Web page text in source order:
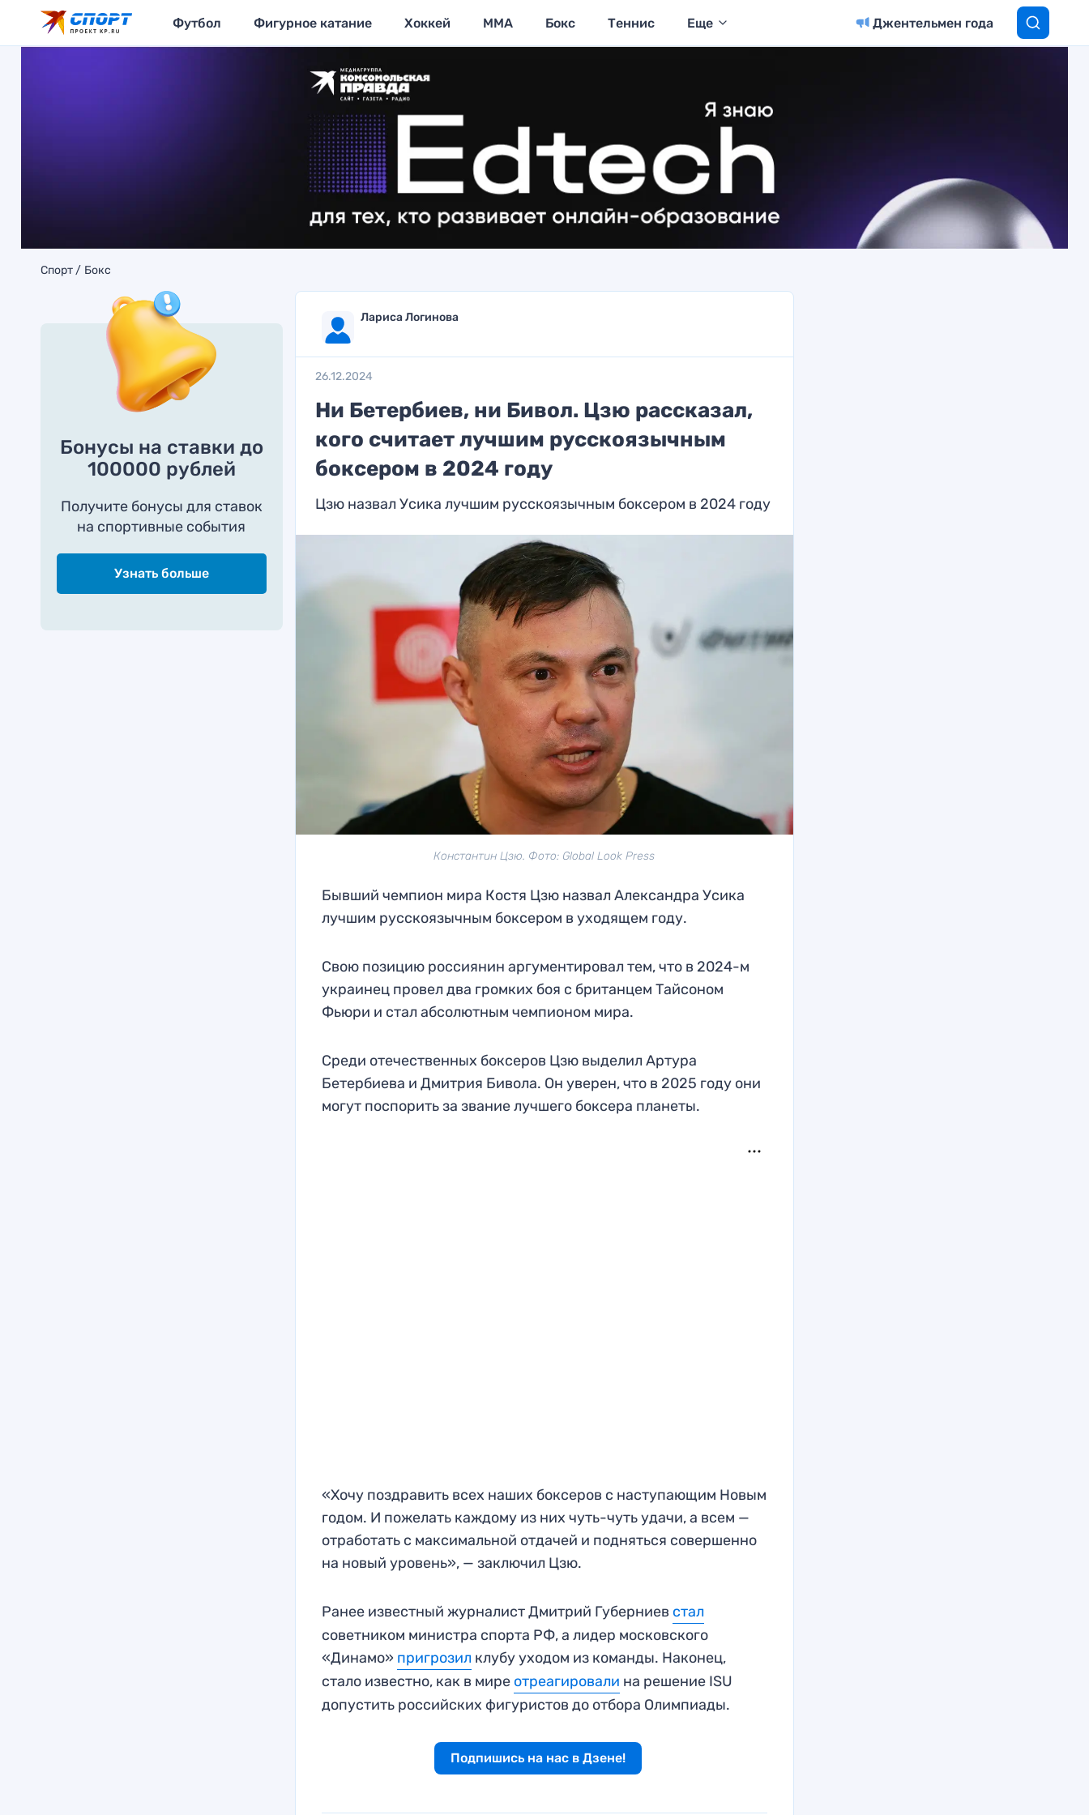
Футбол Фигурное катание Хоккей MMA Бокс Теннис Еще Джентельмен года
Спорт Бокс
Бонусы на ставки до
100000 рублей
Получите бонусы для ставок
на спортивные события
Узнать больше
Лариса Логинова
26.12.2024
Ни Бетербиев, ни Бивол. Цзю рассказал,
кого считает лучшим русскоязычным
боксером в 2024 году
Цзю назвал Усика лучшим русскоязычным боксером в 2024 году
Константин Цзю. Фото: Global Look Press
Бывший чемпион мира Костя Цзю назвал Александра Усика
лучшим русскоязычным боксером в уходящем году.
Свою позицию россиянин аргументировал тем, что в 2024-м
украинец провел два громких боя с британцем Тайсоном
Фьюри и стал абсолютным чемпионом мира.
Среди отечественных боксеров Цзю выделил Артура
Бетербиева и Дмитрия Бивола. Он уверен, что в 2025 году они
могут поспорить за звание лучшего боксера планеты.
«Хочу поздравить всех наших боксеров с наступающим Новым
годом. И пожелать каждому из них чуть-чуть удачи, а всем —
отработать с максимальной отдачей и подняться совершенно
на новый уровень», — заключил Цзю.
Ранее известный журналист Дмитрий Губерниев стал
советником министра спорта РФ, а лидер московского
«Динамо» пригрозил клубу уходом из команды. Наконец,
стало известно, как в мире отреагировали на решение ISU
допустить российских фигуристов до отбора Олимпиады.
Подпишись на нас в Дзене!